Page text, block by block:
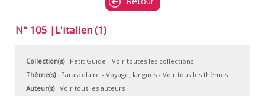
N° 105 |L'italien (1)
Collection(s): Petit Guide - Voir toutes les collections
Thème(s): Parascolaire - Voyage, langues- Voir tous les thèmes
Auteur(s): Voir tous les auteurs